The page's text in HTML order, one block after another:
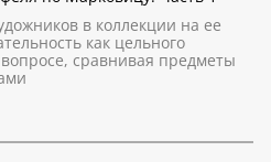
в коллекции на ее
как цельного
сравнивая предметы